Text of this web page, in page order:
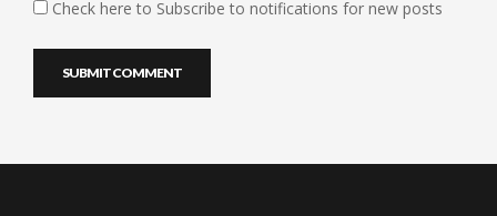
Check here to Subscribe to notifications for new posts